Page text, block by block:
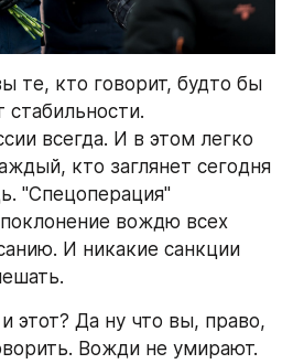
те, кто говорит, будто бы
стабильности.
всегда. И в этом легко
кто заглянет сегодня
"Спецоперация"
вождю всех
И никакие санкции
этот? Да ну что вы, право,
Вожди не умирают.